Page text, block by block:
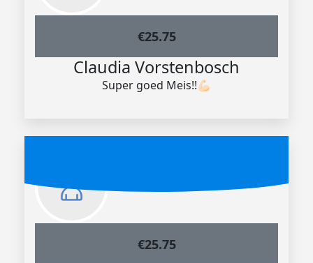
€25.75
Claudia Vorstenbosch
Super goed Meis!!💪🏻
€25.75